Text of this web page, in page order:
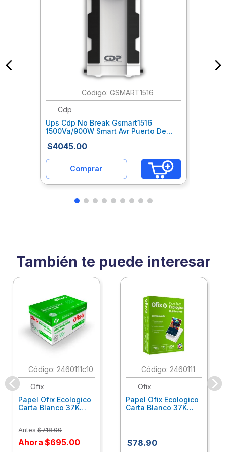
: GSMART1516
Cdp
Ups Cdp No Break Gsmart1516
1500Va/900W Smart Avr Puerto De
Rgb Lcd Cqvreuab066
$4045.00
Comprar
También te puede interesar
: 2460111c10
Ofix
Papel Ofix Ecologico
Carta Blanco 37K
Antes $718.00
Ahora $695.00
: 2460111
Ofix
Papel Ofix Ecologico
Carta Blanco 37K
$78.90